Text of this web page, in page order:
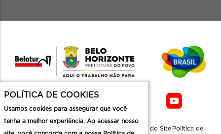
Mapa do Site Politica de
POLÍTICA DE COOKIES
Usamos cookies para assegurar que você
tenha a melhor experiência. Ao acessar nosso